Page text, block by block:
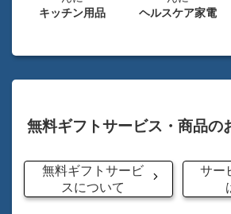
キッチン用品
ヘルスケア家電
無料ギフトサービス・商品の
無料ギフトサービ
スについて
サー